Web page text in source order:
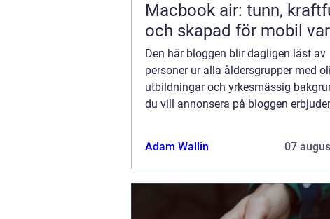
Macbook air: tunn,
och skapad för mobil
Den här bloggen blir dagligen läst av
personer ur alla åldersgrupper med
utbildningar och yrkesmässig
du vill annonsera på bloggen
så...
Adam Wallin 07